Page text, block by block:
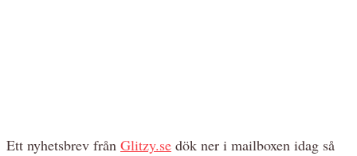
Ett nyhetsbrev från Glitzy.se dök ner i mailboxen idag så